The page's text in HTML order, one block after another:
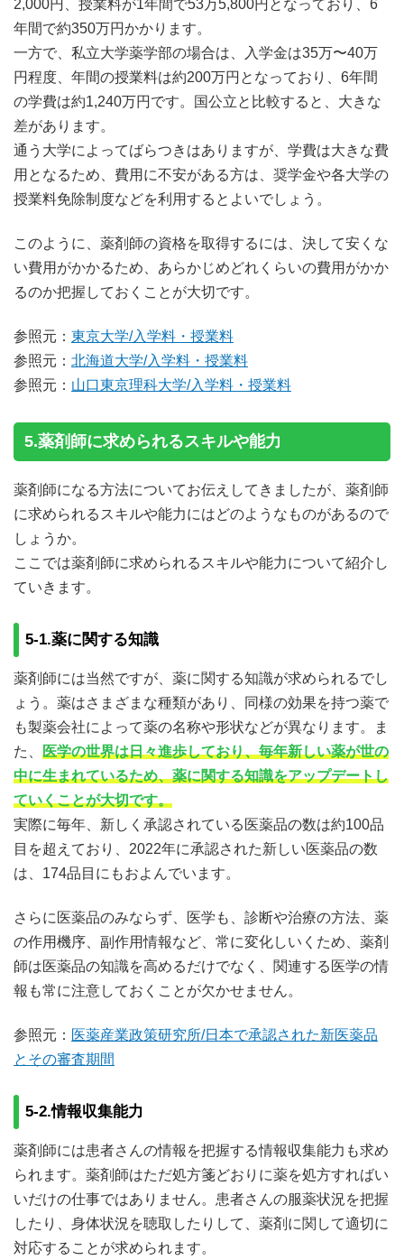
2,000円、授業料が1年間で53万5,800円となっており、6
年間で約350万円かかります。
一方で、私立大学薬学部の場合は、入学金は35万〜40万
円程度、年間の授業料は約200万円となっており、6年間
の学費は約1,240万円です。国公立と比較すると、大きな
差があります。
通う大学によってばらつきはありますが、学費は大きな費
用となるため、費用に不安がある方は、奨学金や各大学の
授業料免除制度などを利用するとよいでしょう。
このように、薬剤師の資格を取得するには、決して安くな
い費用がかかるため、あらかじめどれくらいの費用がかか
るのか把握しておくことが大切です。
参照元： 東京大学/入学料・授業料
参照元： 北海道大学/入学料・授業料
参照元： 山口東京理科大学/入学料・授業料
5.薬剤師に求められるスキルや能力
薬剤師になる方法についてお伝えしてきましたが、薬剤師
に求められるスキルや能力にはどのようなものがあるので
しょうか。
ここでは薬剤師に求められるスキルや能力について紹介し
ていきます。
5-1.薬に関する知識
薬剤師には当然ですが、薬に関する知識が求められるでし
ょう。薬はさまざまな種類があり、同様の効果を持つ薬で
も製薬会社によって薬の名称や形状などが異なります。ま
た、 医学の世界は日々進歩しており、毎年新しい薬が世の
中に生まれているため、薬に関する知識をアップデートし
ていくことが大切です。
実際に毎年、新しく承認されている医薬品の数は約100品
目を超えており、2022年に承認された新しい医薬品の数
は、174品目にもおよんでいます。
さらに医薬品のみならず、医学も、診断や治療の方法、薬
の作用機序、副作用情報など、常に変化しいくため、薬剤
師は医薬品の知識を高めるだけでなく、関連する医学の情
報も常に注意しておくことが欠かせません。
参照元： 医薬産業政策研究所/日本で承認された新医薬品
とその審査期間
5-2.情報収集能力
薬剤師には患者さんの情報を把握する情報収集能力も求め
られます。薬剤師はただ処方箋どおりに薬を処方すればい
いだけの仕事ではありません。患者さんの服薬状況を把握
したり、身体状況を聴取したりして、薬剤に関して適切に
対応することが求められます。